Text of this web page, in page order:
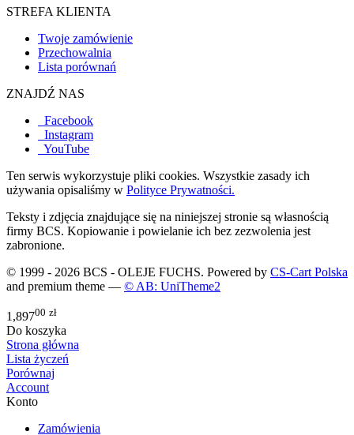
STREFA KLIENTA
Twoje zamówienie
Przechowalnia
Lista porównań
ZNAJDŹ NAS
Facebook
Instagram
YouTube
Ten serwis wykorzystuje pliki cookies. Wszystkie zasady ich
używania opisaliśmy w Polityce Prywatności.
Teksty i zdjęcia znajdujące się na niniejszej stronie są własnością
firmy BCS. Kopiowanie i powielanie ich bez zezwolenia jest
zabronione.
© 1999 - 2026 BCS - OLEJE FUCHS. Powered by CS-Cart Polska
and premium theme — © AB: UniTheme2
1,89700 zł
Do koszyka
Strona główna
Lista życzeń
Porównaj
Account
Konto
Zamówienia